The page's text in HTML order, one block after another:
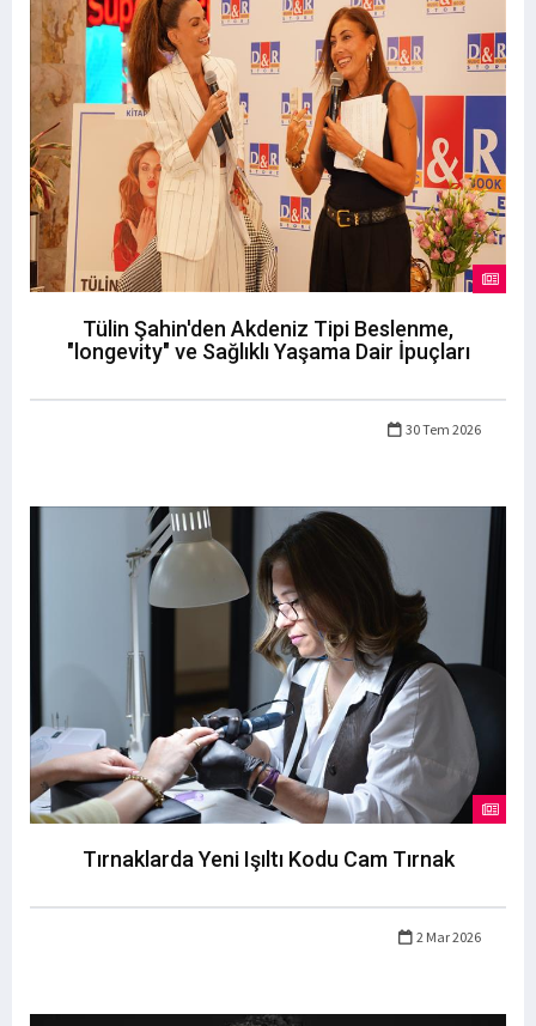
Tülin Şahin'den Akdeniz Tipi Beslenme,
"longevity" ve Sağlıklı Yaşama Dair İpuçları
30 Tem 2026
Tırnaklarda Yeni Işıltı Kodu Cam Tırnak
2 Mar 2026